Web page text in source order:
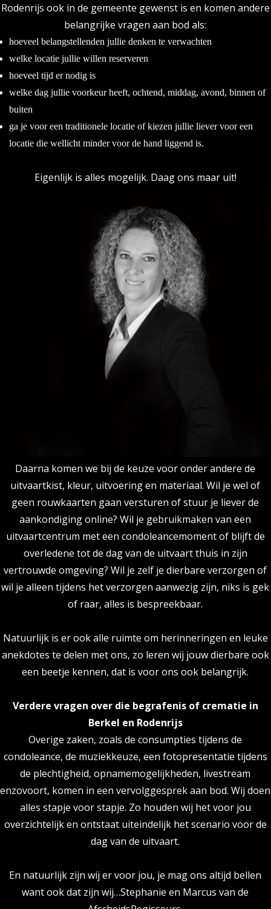
Rodenrijs ook in de gemeente gewenst is en komen andere
belangrijke vragen aan bod als:
hoeveel belangstellenden jullie denken te verwachten
welke locatie jullie willen reserveren
hoeveel tijd er nodig is
welke dag jullie voorkeur heeft, ochtend, middag, avond, binnen of
buiten
ga je voor een traditionele locatie of kiezen jullie liever voor een
locatie die wellicht minder voor de hand liggend is.
Eigenlijk is alles mogelijk. Daag ons maar uit!
Daarna komen we bij de keuze voor onder andere de
uitvaartkist, kleur, uitvoering en materiaal. Wil je wel of
geen rouwkaarten gaan versturen of stuur je liever de
aankondiging online? Wil je gebruikmaken van een
uitvaartcentrum met een condoleancemoment of blijft de
overledene tot de dag van de uitvaart thuis in zijn
vertrouwde omgeving? Wil je zelf je dierbare verzorgen of
wil je alleen tijdens het verzorgen aanwezig zijn, niks is gek
of raar, alles is bespreekbaar.
Natuurlijk is er ook alle ruimte om herinneringen en leuke
anekdotes te delen met ons, zo leren wij jouw dierbare ook
een beetje kennen, dat is voor ons ook belangrijk.
Verdere vragen over die begrafenis of crematie in
Berkel en Rodenrijs
Overige zaken, zoals de consumpties tijdens de
condoleance, de muziekkeuze, een fotopresentatie tijdens
de plechtigheid, opnamemogelijkheden, livestream
enzovoort, komen in een vervolggesprek aan bod. Wij doen
alles stapje voor stapje. Zo houden wij het voor jou
overzichtelijk en ontstaat uiteindelijk het scenario voor de
dag van de uitvaart.
En natuurlijk zijn wij er voor jou, je mag ons altijd bellen
want ook dat zijn wij…Stephanie en Marcus van de